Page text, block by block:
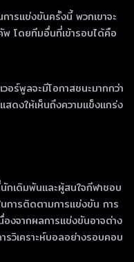
ารแข่งขันครั้งนี้ พวกเขาจะ
พ โดยทีมอื่นที่เข้ารอบได้คือ
อร์พูลจะมีโอกาสชนะมากกว่า
สดงให้เห็นถึงความแข็งแกร่ง
กเดิมพันและผู้สนใจกีฬาชอบ
การติดตามการแข่งขัน การ
องจากผลการแข่งขันอาจต่าง
วิเคราะห์บอลอย่างรอบคอบ